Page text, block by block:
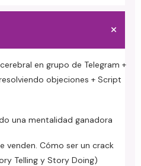
en grupo de Telegram +
objeciones + Script
una mentalidad ganadora
venden. Cómo ser un crack
Telling y Story Doing)